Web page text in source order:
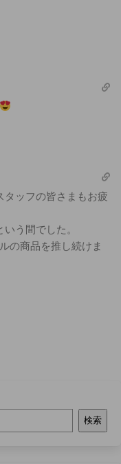
タッフの皆さまもお疲
う間でした。
の商品を推し続けま
検索